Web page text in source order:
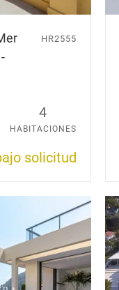
HR2555
4
HABITACIONES
solicitud